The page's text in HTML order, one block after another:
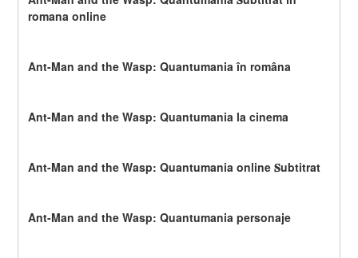
romana online
Ant-Man and the Wasp: Quantumania în româna
Ant-Man and the Wasp: Quantumania la cinema
Ant-Man and the Wasp: Quantumania online 𝐒ubtitrat
Ant-Man and the Wasp: Quantumania personaje